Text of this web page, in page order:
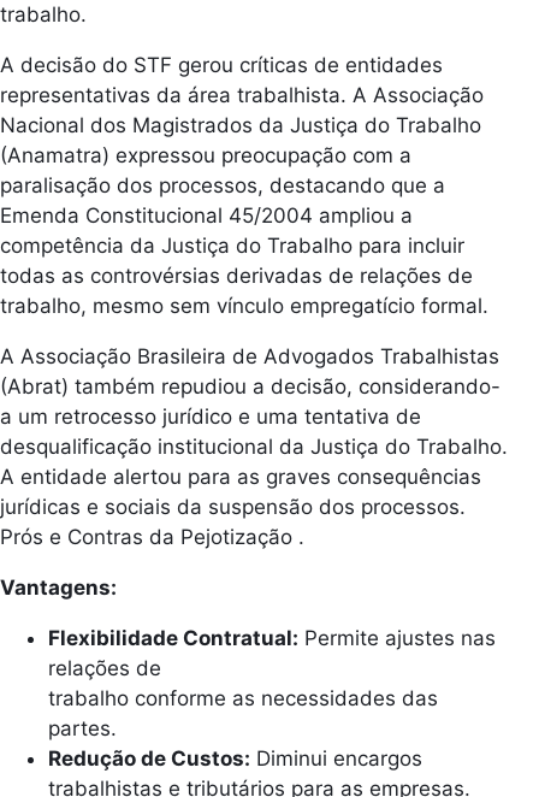
trabalho.
A decisão do STF gerou críticas de entidades
representativas da área trabalhista. A Associação
Nacional dos Magistrados da Justiça do Trabalho
(Anamatra) expressou preocupação com a
paralisação dos processos, destacando que a
Emenda Constitucional 45/2004 ampliou a
competência da Justiça do Trabalho para incluir
todas as controvérsias derivadas de relações de
trabalho, mesmo sem vínculo empregatício formal.
A Associação Brasileira de Advogados Trabalhistas
(Abrat) também repudiou a decisão, considerando-
a um retrocesso jurídico e uma tentativa de
desqualificação institucional da Justiça do Trabalho.
A entidade alertou para as graves consequências
jurídicas e sociais da suspensão dos processos.
Prós e Contras da Pejotização .
Vantagens:
Flexibilidade Contratual: Permite ajustes nas
relações de
trabalho conforme as necessidades das
partes.
Redução de Custos: Diminui encargos
trabalhistas e tributários para as empresas.